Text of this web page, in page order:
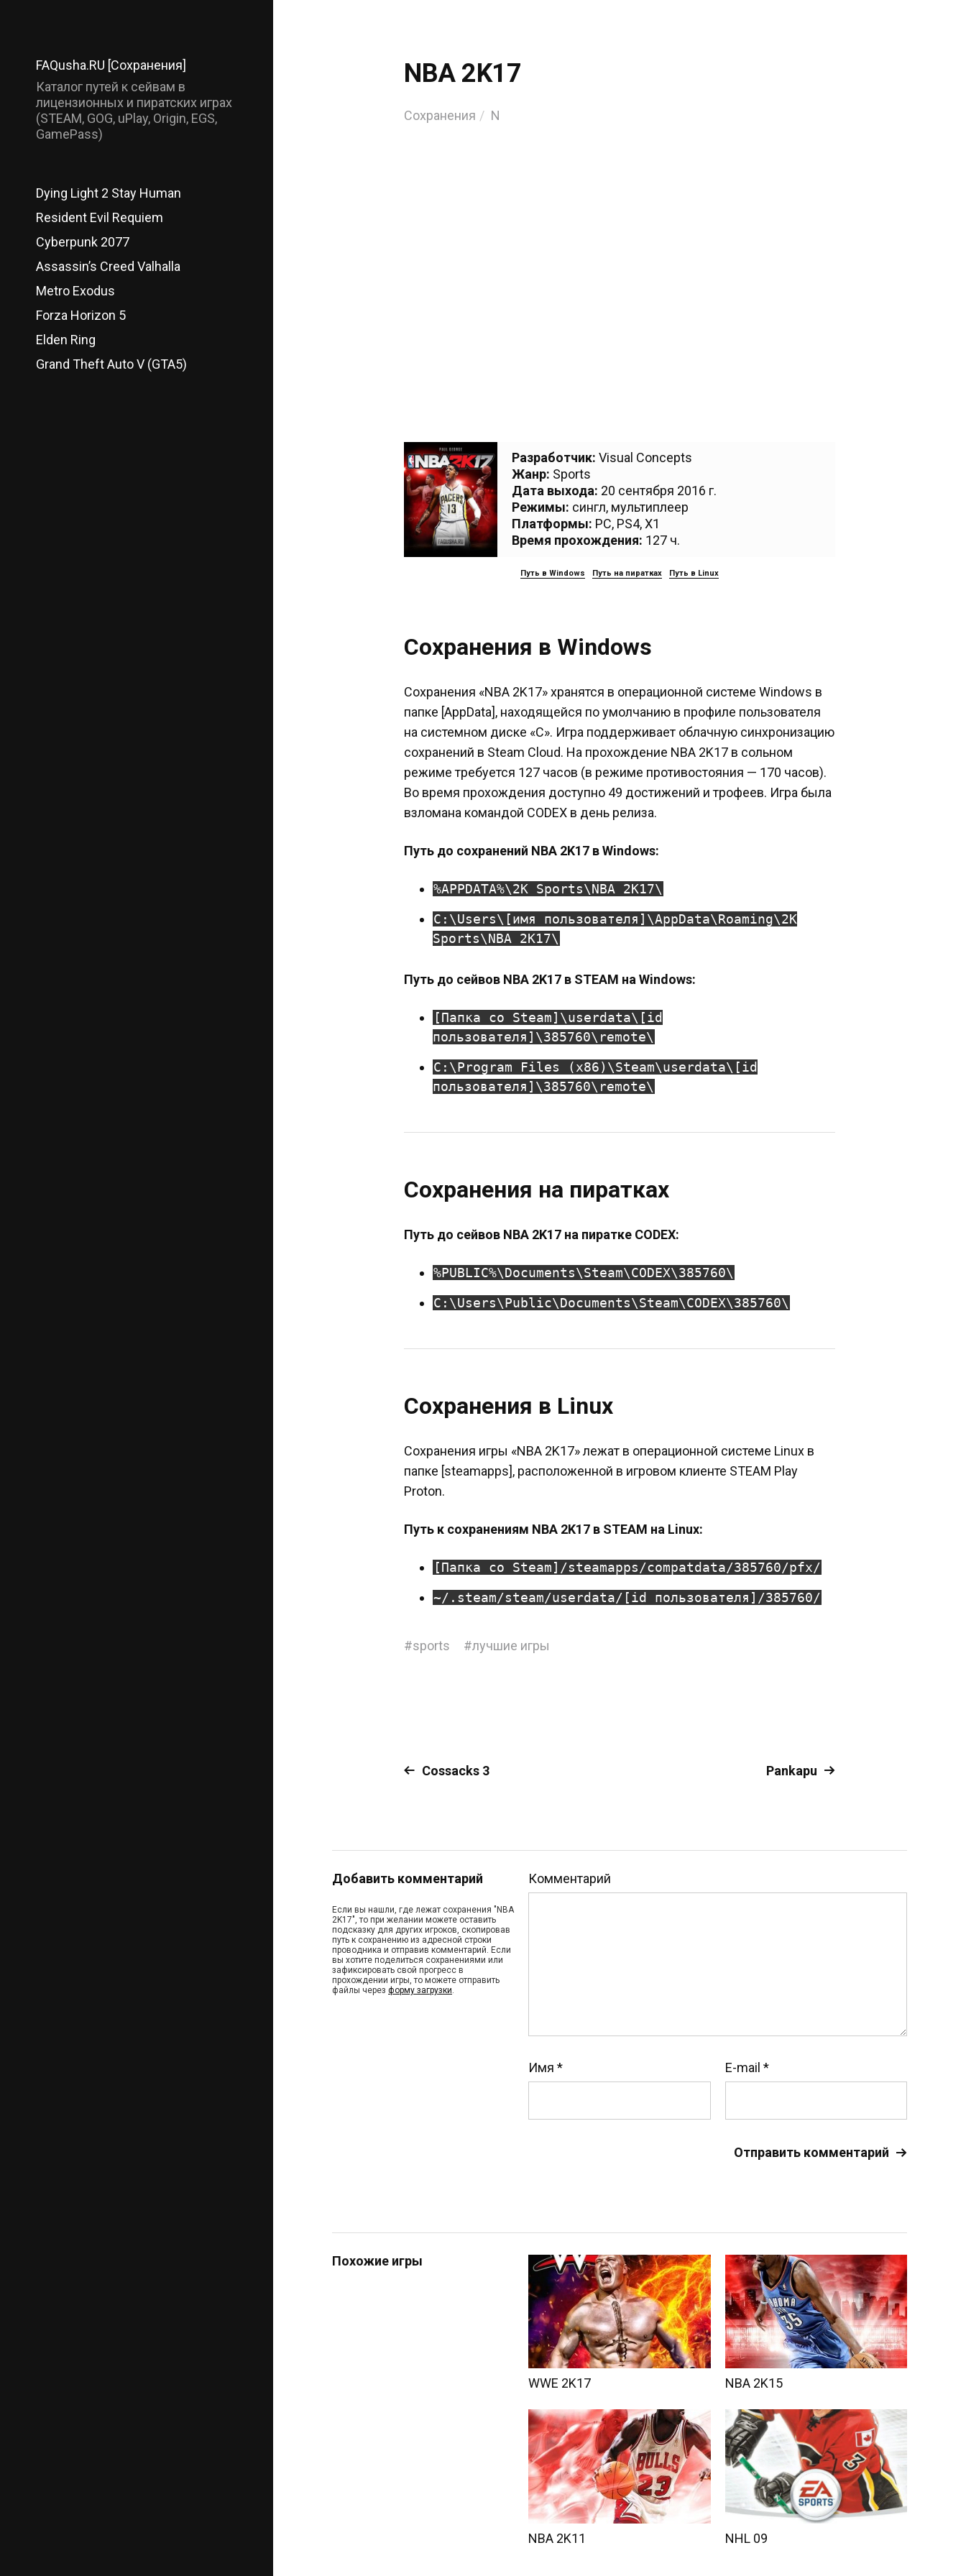
FAQusha.RU [Сохранения]
Каталог путей к сейвам в
лицензионных и пиратских играх
(STEAM, GOG, uPlay, Origin, EGS,
GamePass)
Dying Light 2 Stay Human
Resident Evil Requiem
Cyberpunk 2077
Assassin’s Creed Valhalla
Metro Exodus
Forza Horizon 5
Elden Ring
Grand Theft Auto V (GTA5)
NBA 2K17
Сохранения N
Разработчик: Visual Concepts
Жанр: Sports
Дата выхода: 20 сентября 2016 г.
Режимы: сингл, мультиплеер
Платформы: PC, PS4,X1
Время прохождения: 127 ч.
Путь в Windows Путь на пиратках Путь в Linux
Сохранения в Windows
Сохранения «NBA 2K17» хранятся в операционной системе Windows в
папке [AppData], находящейся по умолчанию в профиле пользователя
на системном диске «C». Игра поддерживает облачную синхронизацию
сохранений в Steam Cloud. На прохождение NBA 2K17 в сольном
режиме требуется 127 часов (в режиме противостояния — 170 часов).
Во время прохождения доступно 49 достижений и трофеев. Игра была
взломана командой CODEX в день релиза.
Путь до сохранений NBA 2K17 в Windows:
%APPDATA%\2K Sports\NBA 2K17\
C:\Users\[имя пользователя]\AppData\Roaming\2K
Sports\NBA 2K17\
Путь до сейвов NBA 2K17 в STEAM на Windows:
[Папка со Steam]\userdata\[id
пользователя]\385760\remote\
C:\Program Files (x86)\Steam\userdata\[id
пользователя]\385760\remote\
Сохранения на пиратках
Путь до сейвов NBA 2K17 на пиратке CODEX:
%PUBLIC%\Documents\Steam\CODEX\385760\
C:\Users\Public\Documents\Steam\CODEX\385760\
Сохранения в Linux
Сохранения игры «NBA 2K17» лежат в операционной системе Linux в
папке [steamapps], расположенной в игровом клиенте STEAM Play
Proton.
Путь к сохранениям NBA 2K17 в STEAM на Linux:
[Папка со Steam]/steamapps/compatdata/385760/pfx/
~/.steam/steam/userdata/[id пользователя]/385760/
#sports #лучшие игры
Cossacks 3 Pankapu
Добавить комментарий
Если вы нашли, где лежат сохранения "NBA
2K17", то при желании можете оставить
подсказку для других игроков, скопировав
путь к сохранению из адресной строки
проводника и отправив комментарий. Если
вы хотите поделиться сохранениями или
зафиксировать свой прогресс в
прохождении игры, то можете отправить
файлы через форму загрузки.
Комментарий
Имя * E-mail *
Похожие игры
WWE 2K17 NBA 2K15
NBA 2K11 NHL 09